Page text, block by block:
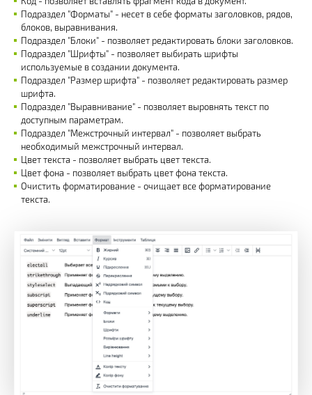
Подраздел "Форматы" - несет в себе форматы заголовков, рядов,
блоков, выравнивания.
Подраздел "Блоки" - позволяет редактировать блоки заголовков.
Подраздел "Шрифты" - позволяет выбирать шрифты
используемые в создании документа.
Подраздел "Размер шрифта" - позволяет редактировать размер
шрифта.
Подраздел "Выравнивание" - позволяет выровнять текст по
доступным параметрам.
Подраздел "Межстрочный интервал" - позволяет выбрать
необходимый межстрочный интервал.
Цвет текста - позволяет выбрать цвет текста.
Цвет фона - позволяет выбрать цвет фона текста.
Очистить форматирование - очищает все форматирование
текста.